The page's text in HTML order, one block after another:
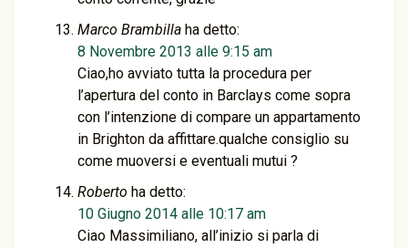
Marco Brambilla ha detto:
8 Novembre 2013 alle 9:15 am
Ciao,ho avviato tutta la procedura per
l’apertura del conto in Barclays come sopra
con l’intenzione di compare un appartamento
in Brighton da affittare.qualche consiglio su
come muoversi e eventuali mutui ?
Roberto ha detto:
10 Giugno 2014 alle 10:17 am
Ciao Massimiliano, all’inizio si parla di